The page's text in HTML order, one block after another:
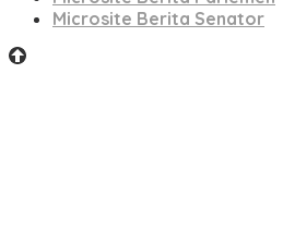
Microsite Berita Senator